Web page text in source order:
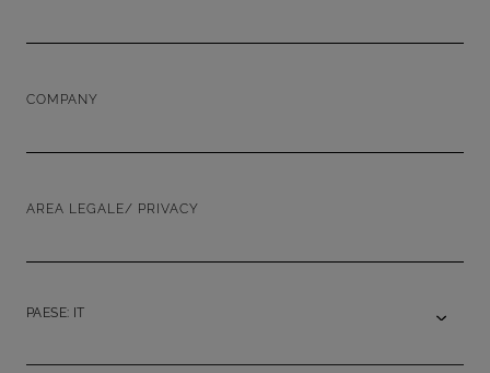
COMPANY
AREA LEGALE/ PRIVACY
PAESE: IT